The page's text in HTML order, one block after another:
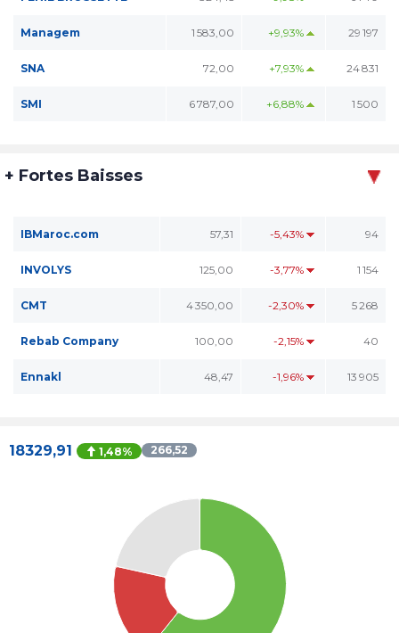
Managem 1 583,00 +9,93% 29 197
SNA 72,00 +7,93% 24 831
SMI 6 787,00 +6,88% 1 500
+ Fortes Baisses
IBMaroc.com 57,31 -5,43% 94
INVOLYS 125,00 -3,77% 1 154
CMT 4 350,00 -2,30% 5 268
Rebab Company 100,00 -2,15% 40
Ennakl 48,47 -1,96% 13 905
18329,91 1,48% 266,52